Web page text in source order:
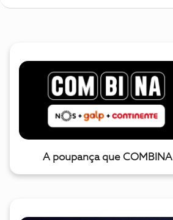
A poupança que COMBINA